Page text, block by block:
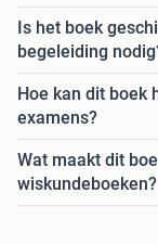
Is het boek
begeleiding
Hoe kan dit boek
examens?
Wat maakt dit
wiskundeboeken?